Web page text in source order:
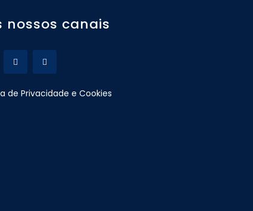
nossos canais
de Privacidade e Cookies